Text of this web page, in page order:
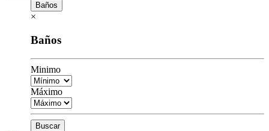
Baños
×
Baños
Minimo
Máximo
Buscar